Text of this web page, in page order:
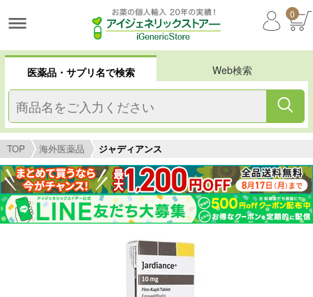
0
医薬品・サプリ名で検索 Web検索
TOP 海外医薬品 ジャディアンス